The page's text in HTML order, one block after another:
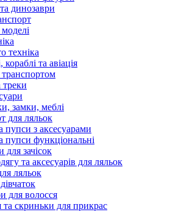
динозаври
техніка
кораблі та авіація
треки
замки, меблі
для ляльок
пупси з аксесуарами
пупси функціональні
зачісок
та аксесуарів для ляльок
ляльок
для волосся
та скриньки для прикрас